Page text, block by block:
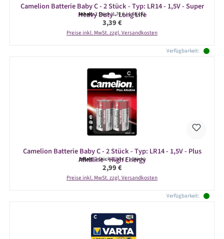
Camelion Batterie Baby C - 2 Stück - Typ: LR14 - 1,5V - Super
Heavy Duty - Long Life
Inhalt:2 Stück(1,70 € / 1 Stück)
Regulärer Preis:
3,39 €
Preise inkl. MwSt. zzgl. Versandkosten
Verfügbarkeit:
Camelion Batterie Baby C - 2 Stück - Typ: LR14 - 1,5V - Plus
Alkaline - High Energy
Inhalt:2 Stück(1,50 € / 1 Stück)
Regulärer Preis:
2,99 €
Preise inkl. MwSt. zzgl. Versandkosten
Verfügbarkeit: